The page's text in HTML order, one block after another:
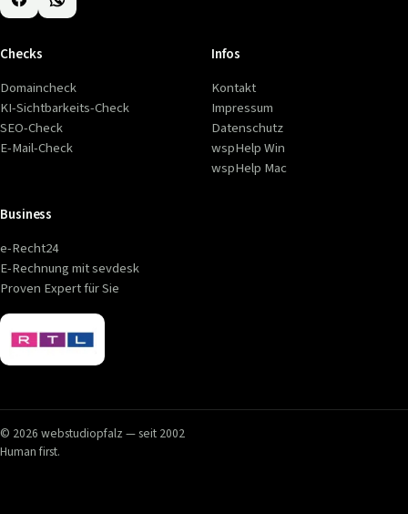
Checks
Domaincheck
KI-Sichtbarkeits-Check
SEO-Check
E-Mail-Check
Infos
Kontakt
Impressum
Datenschutz
wspHelp Win
wspHelp Mac
Business
e-Recht24
E-Rechnung mit sevdesk
Proven Expert für Sie
© 2026 webstudiopfalz — seit 2002
Human first.